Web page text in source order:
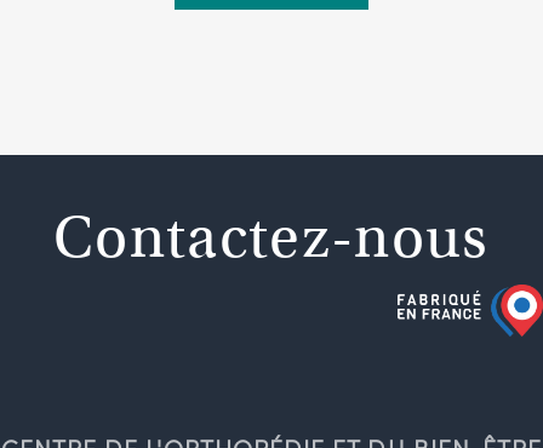
Contactez-nous